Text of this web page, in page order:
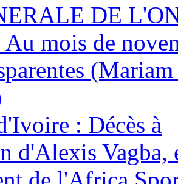
DE
mois de